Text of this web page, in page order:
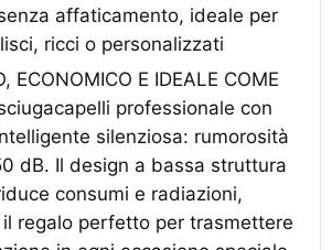
affaticamento, ideale per
ricci o personalizzati
ECONOMICO E IDEALE COME
professionale con
silenziosa: rumorosità
dB. Il design a bassa struttura
consumi e radiazioni,
regalo perfetto per trasmettere